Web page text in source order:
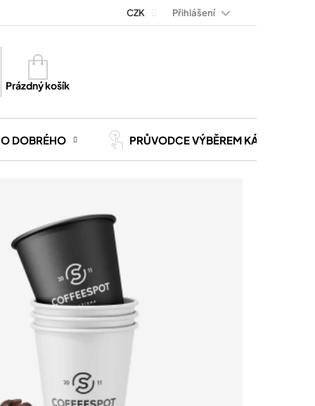
Kontakt Kariéra
CZK Přihlášení
Nákupní
košík
Prázdný košík
DOBRÉHO PRŮVODCE VÝBĚREM KÁVY